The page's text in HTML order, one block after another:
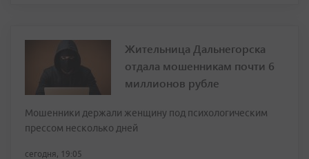
Жительница Дальнегорска
отдала мошенникам почти 6
миллионов рубле
Мошенники держали женщину под психологическим
прессом несколько дней
сегодня, 19:05